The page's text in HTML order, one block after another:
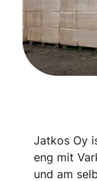
Jatkos Oy
eng mit
und am